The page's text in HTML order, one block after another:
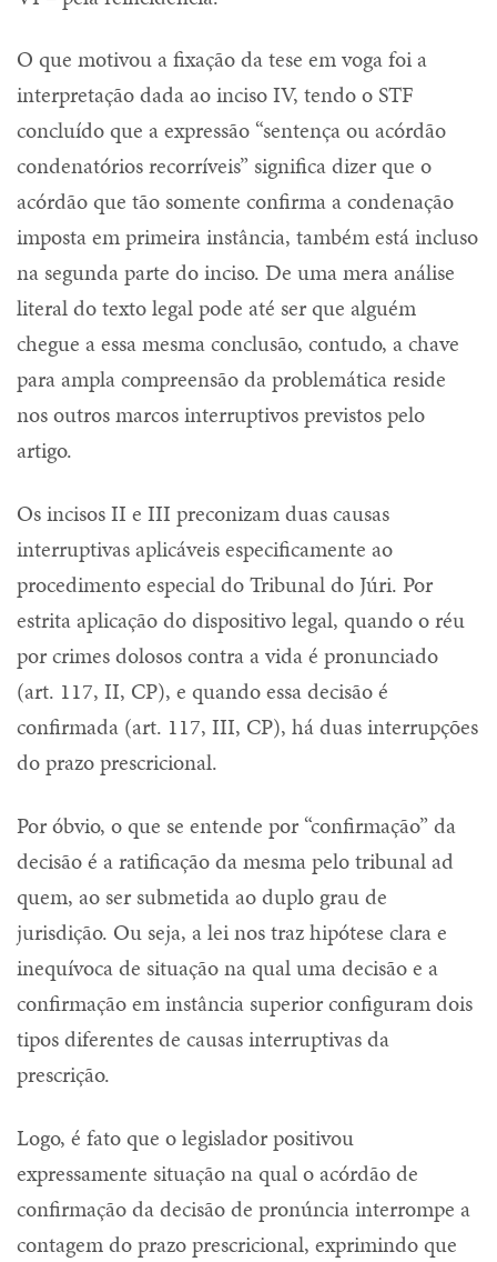
O que motivou a fixação da tese em voga foi a
interpretação dada ao inciso IV, tendo o STF
concluído que a expressão “sentença ou acórdão
condenatórios recorríveis” significa dizer que o
acórdão que tão somente confirma a condenação
imposta em primeira instância, também está incluso
na segunda parte do inciso. De uma mera análise
literal do texto legal pode até ser que alguém
chegue a essa mesma conclusão, contudo, a chave
para ampla compreensão da problemática reside
nos outros marcos interruptivos previstos pelo
artigo.
Os incisos II e III preconizam duas causas
interruptivas aplicáveis especificamente ao
procedimento especial do Tribunal do Júri. Por
estrita aplicação do dispositivo legal, quando o réu
por crimes dolosos contra a vida é pronunciado
(art. 117, II, CP), e quando essa decisão é
confirmada (art. 117, III, CP), há duas interrupções
do prazo prescricional.
Por óbvio, o que se entende por “confirmação” da
decisão é a ratificação da mesma pelo tribunal ad
quem, ao ser submetida ao duplo grau de
jurisdição. Ou seja, a lei nos traz hipótese clara e
inequívoca de situação na qual uma decisão e a
confirmação em instância superior configuram dois
tipos diferentes de causas interruptivas da
prescrição.
Logo, é fato que o legislador positivou
expressamente situação na qual o acórdão de
confirmação da decisão de pronúncia interrompe a
contagem do prazo prescricional, exprimindo que